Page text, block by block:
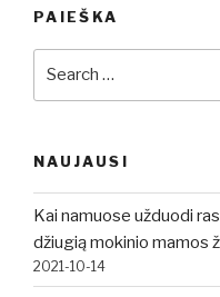
PAIEŠKA
NAUJAUSI
Kai namuose užduodi
džiugią mokinio mamos
2021-10-14